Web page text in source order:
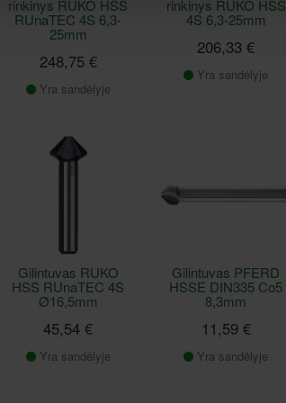
rinkinys RUKO HSS
RUnaTEC 4S 6,3-
25mm
248,75 €
Yra sandėlyje
rinkinys RUKO HSS
4S 6,3-25mm
206,33 €
Yra sandėlyje
Gilintuvas RUKO
HSS RUnaTEC 4S
Ø16,5mm
45,54 €
Yra sandėlyje
Gilintuvas PFERD
HSSE DIN335 Co5
8,3mm
11,59 €
Yra sandėlyje